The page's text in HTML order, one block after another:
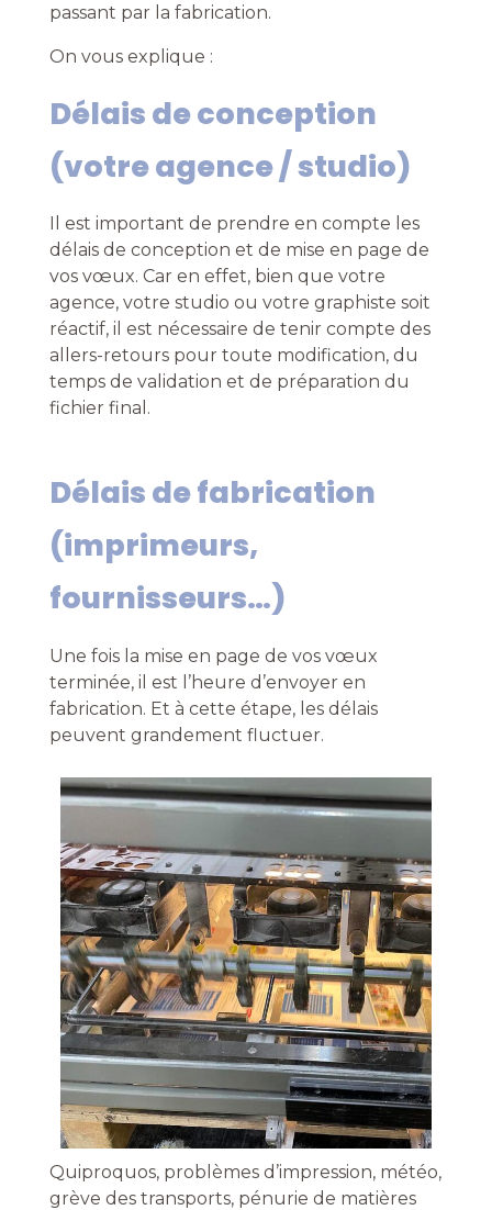
passant par la fabrication.
On vous explique :
Délais de conception
(votre agence / studio)
Il est important de prendre en compte les
délais de conception et de mise en page de
vos vœux. Car en effet, bien que votre
agence, votre studio ou votre graphiste soit
réactif, il est nécessaire de tenir compte des
allers-retours pour toute modification, du
temps de validation et de préparation du
fichier final.
Délais de fabrication
(imprimeurs,
fournisseurs…)
Une fois la mise en page de vos vœux
terminée, il est l’heure d’envoyer en
fabrication. Et à cette étape, les délais
peuvent grandement fluctuer.
Quiproquos, problèmes d’impression, météo,
grève des transports, pénurie de matières